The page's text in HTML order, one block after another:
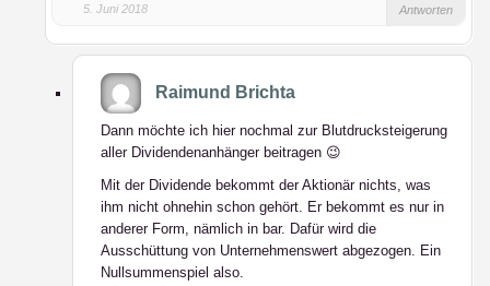
5. Juni 2018 Antworten
Raimund Brichta
Dann möchte ich hier nochmal zur Blutdrucksteigerung
aller Dividendenanhänger beitragen 😉
Mit der Dividende bekommt der Aktionär nichts, was
ihm nicht ohnehin schon gehört. Er bekommt es nur in
anderer Form, nämlich in bar. Dafür wird die
Ausschüttung von Unternehmenswert abgezogen. Ein
Nullsummenspiel also.